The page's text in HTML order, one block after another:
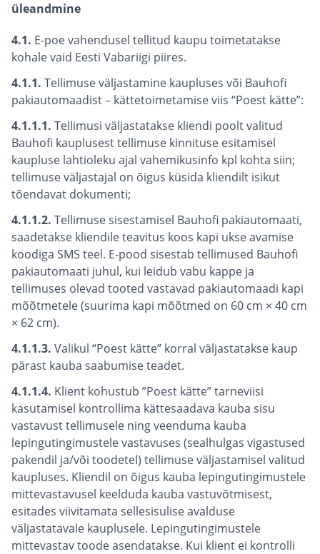
üleandmine
4.1. E-poe vahendusel tellitud kaupu toimetatakse
kohale vaid Eesti Vabariigi piires.
4.1.1. Tellimuse väljastamine kaupluses või Bauhofi
pakiautomaadist – kättetoimetamise viis “Poest kätte”:
4.1.1.1. Tellimusi väljastatakse kliendi poolt valitud
Bauhofi kauplusest tellimuse kinnituse esitamisel
kaupluse lahtioleku ajal vahemikusinfo kpl kohta siin;
tellimuse väljastajal on õigus küsida kliendilt isikut
tõendavat dokumenti;
4.1.1.2. Tellimuse sisestamisel Bauhofi pakiautomaati,
saadetakse kliendile teavitus koos kapi ukse avamise
koodiga SMS teel. E-pood sisestab tellimused Bauhofi
pakiautomaati juhul, kui leidub vabu kappe ja
tellimuses olevad tooted vastavad pakiautomaadi kapi
mõõtmetele (suurima kapi mõõtmed on 60 cm × 40 cm
× 62 cm).
4.1.1.3. Valikul “Poest kätte” korral väljastatakse kaup
pärast kauba saabumise teadet.
4.1.1.4. Klient kohustub ”Poest kätte” tarneviisi
kasutamisel kontrollima kättesaadava kauba sisu
vastavust tellimusele ning veenduma kauba
lepingutingimustele vastavuses (sealhulgas vigastused
pakendil ja/või toodetel) tellimuse väljastamisel valitud
kaupluses. Kliendil on õigus kauba lepingutingimustele
mittevastavusel keelduda kauba vastuvõtmisest,
esitades viivitamata sellesisulise avalduse
väljastatavale kauplusele. Lepingutingimustele
mittevastav toode asendatakse. Kui klient ei kontrolli